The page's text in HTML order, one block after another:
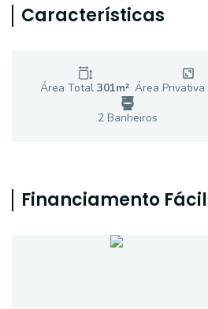
Características
Área Total 301m² Área Privativa
2 Banheiros
Financiamento Fácil